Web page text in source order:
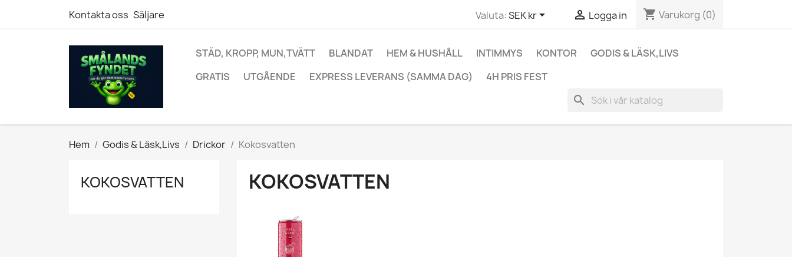
Kontakta oss Säljare Valuta:SEK kr  Logga in shopping_cart Varukorg (0)
STÄD, KROPP, MUN,TVÄTT BLANDAT HEM & HUSHÅLL INTIMMYS KONTOR
GODIS & LÄSK,LIVS
GRATIS
UTGÅENDE EXPRESS LEVERANS (SAMMA DAG) 4H PRIS FEST
search
Hem Godis & Läsk,Livs Drickor Kokosvatten
KOKOSVATTEN KOKOSVATTEN